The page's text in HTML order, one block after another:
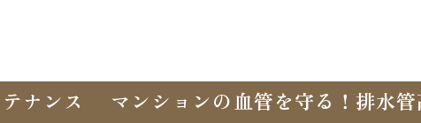
ナンス
マンションの血管を守る！排水